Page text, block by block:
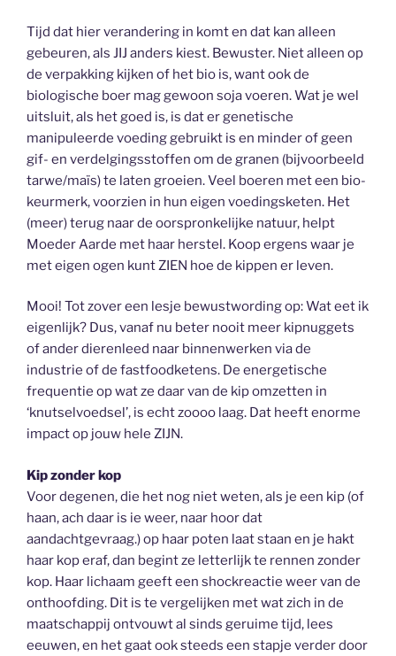
Tijd dat hier verandering in komt en dat kan alleen
gebeuren, als JIJ anders kiest. Bewuster. Niet alleen op
de verpakking kijken of het bio is, want ook de
biologische boer mag gewoon soja voeren. Wat je wel
uitsluit, als het goed is, is dat er genetische
manipuleerde voeding gebruikt is en minder of geen
gif- en verdelgingsstoffen om de granen (bijvoorbeeld
tarwe/maïs) te laten groeien. Veel boeren met een bio-
keurmerk, voorzien in hun eigen voedingsketen. Het
(meer) terug naar de oorspronkelijke natuur, helpt
Moeder Aarde met haar herstel. Koop ergens waar je
met eigen ogen kunt ZIEN hoe de kippen er leven.
Mooi! Tot zover een lesje bewustwording op: Wat eet ik
eigenlijk? Dus, vanaf nu beter nooit meer kipnuggets
of ander dierenleed naar binnenwerken via de
industrie of de fastfoodketens. De energetische
frequentie op wat ze daar van de kip omzetten in
‘knutselvoedsel’, is echt zoooo laag. Dat heeft enorme
impact op jouw hele ZIJN.
Kip zonder kop
Voor degenen, die het nog niet weten, als je een kip (of
haan, ach daar is ie weer, naar hoor dat
aandachtgevraag.) op haar poten laat staan en je hakt
haar kop eraf, dan begint ze letterlijk te rennen zonder
kop. Haar lichaam geeft een shockreactie weer van de
onthoofding. Dit is te vergelijken met wat zich in de
maatschappij ontvouwt al sinds geruime tijd, lees
eeuwen, en het gaat ook steeds een stapje verder door